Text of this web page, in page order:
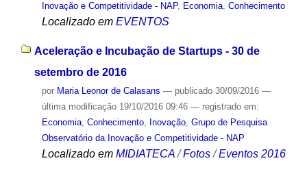
Inovação e Competitividade - NAP, Economia, Conhecimento
Localizado em EVENTOS
Aceleração e Incubação de Startups - 30 de
setembro de 2016
por Maria Leonor de Calasans — publicado30/09/2016 —
última modificação19/10/2016 09:46 — registrado em:
Economia, Conhecimento, Inovação, Grupo de Pesquisa
Observatório da Inovação e Competitividade - NAP
Localizado em MIDIATECA /Fotos /Eventos 2016